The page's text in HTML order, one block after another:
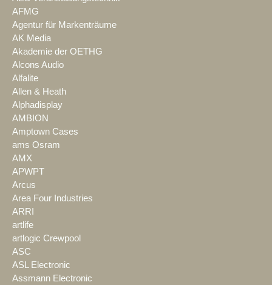
AFMG
Agentur für Markenträume
AK Media
Akademie der OETHG
Alcons Audio
Alfalite
Allen & Heath
Alphadisplay
AMBION
Amptown Cases
ams Osram
AMX
APWPT
Arcus
Area Four Industries
ARRI
artlife
artlogic Crewpool
ASC
ASL Electronic
Assmann Electronic